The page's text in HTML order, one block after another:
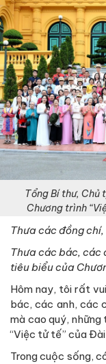
Tổng Bí thư, Chủ
Chương trình
Thưa các đồng
Thưa các bác, các
tiêu biểu của
Hôm nay, tôi rất
bác, các anh, các
mà cao quý,
“Việc tử tế” của
Trong cuộc sống,